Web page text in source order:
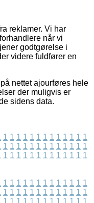
reklamer. Vi har
når vi
godtgørelse i
videre fuldfører en
nettet ajourføres hele
der muligvis er
sidens data.
1 1 1 1 1 1 1 1 1 1 1 1 1
1 1 1 1 1 1 1 1 1 1 1 1 1
1 1 1 1 1 1 1 1 1 1 1 1 1
1 1 1 1 1 1 1 1 1 1 1 1 1
1 1 1 1 1 1 1 1 1 1 1 1 1
1 1 1 1 1 1 1 1 1 1 1 1 1